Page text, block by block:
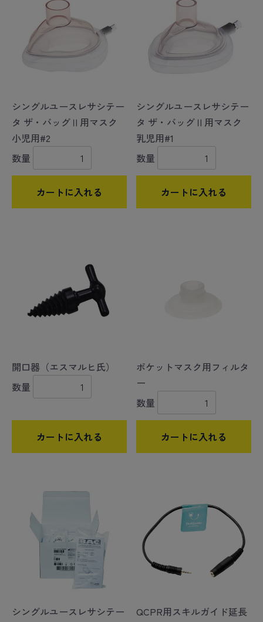
シングルユースレサシテー
タ ザ・バッグⅡ用マスク
小児用#2
数量
カートに入れる
シングルユースレサシテー
タ ザ・バッグⅡ用マスク
乳児用#1
数量
カートに入れる
開口器（エスマルヒ氏）
数量
カートに入れる
ポケットマスク用フィルタ
ー
数量
カートに入れる
シングルユースレサシテー
QCPR用スキルガイド延長